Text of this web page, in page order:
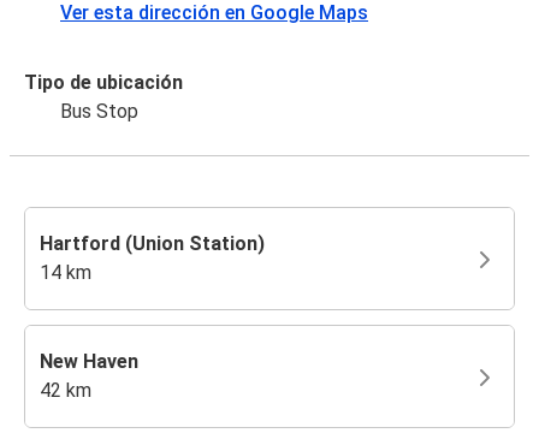
Ver esta dirección en Google Maps
Tipo de ubicación
Bus Stop
Hartford (Union Station)
14 km
New Haven
42 km